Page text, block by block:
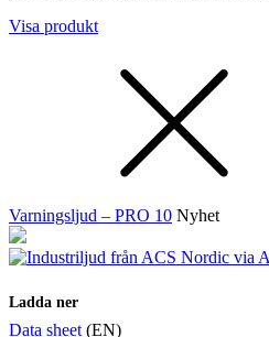
Visa produkt
Varningsljud – PRO 10 Nyhet
Ladda ner
Data sheet (EN)